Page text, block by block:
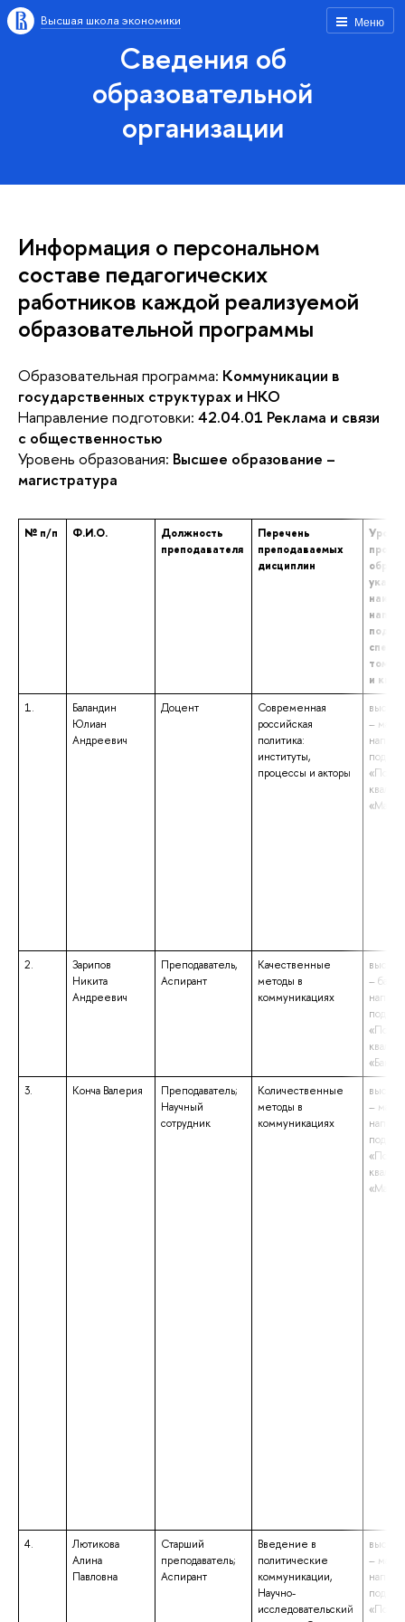
Меню
Высшая школа экономики
Сведения об
образовательной
организации
Информация о персональном
составе педагогических
работников каждой реализуемой
образовательной программы
Образовательная программа: Коммуникации в
государственных структурах и НКО
Направление подготовки: 42.04.01 Реклама и связи
с общественностью
Уровень образования: Высшее образование –
магистратура
№ п/п Ф.И.О.
Должность
преподавателя
Перечень
преподаваемых
дисциплин
том
и
1.
Баландин
Юлиан
Андреевич
Доцент
Современная
российская
политика:
институты,
процессы и акторы
–
2.
Зарипов
Никита
Андреевич
Преподаватель,
Аспирант
Качественные
методы в
коммуникациях
–
3.
Конча Валерия
Преподаватель;
Научный
сотрудник
Количественные
методы в
коммуникациях
–
4.
Лютикова
Алина
Павловна
Старший
преподаватель;
Аспирант
Введение в
политические
коммуникации,
Научно-
исследовательский
–